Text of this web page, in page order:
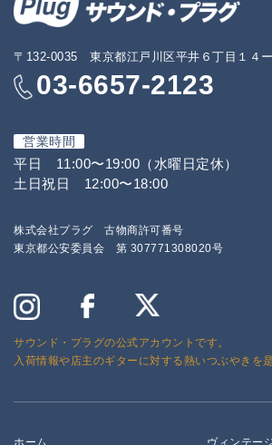
〒132-0035 東京都江戸川区平井６丁目１４
03-6657-2123
営業時間
平日 11:00〜19:00（水曜日定休）
土日祝日 12:00〜18:00
株式会社プラグ 古物商許可番号
東京都公安委員会 第 307771308020号
サウンド・プラグの公式アカウントです。
入荷情報や店主のギターに対する熱いつぶやきを
ホーム ヴィンテー